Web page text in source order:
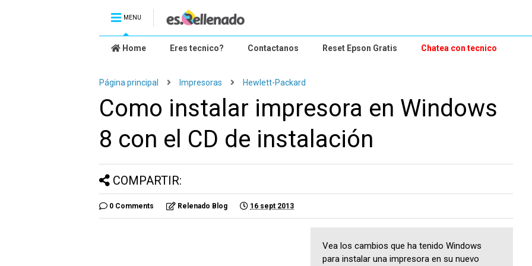
MENU
Home Eres tecnico? Contactanos Reset Epson Gratis Chatea con tecnico
Página principal Impresoras Hewlett-Packard
Como instalar impresora en Windows
8 con el CD de instalación
COMPARTIR:
0 Comments Relenado Blog 16 sept 2013
Vea los cambios que ha tenido Windows
para instalar una impresora en su nuevo